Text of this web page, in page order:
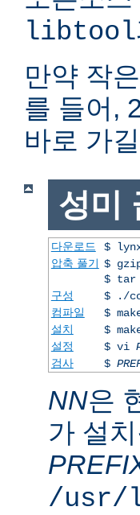
libtool
만약 작
를 들어,
바로 가
성미
다운로드
$
압축 풀기 $
$ tar
구성
$ ./
컴파일
$
설치
$
설정
$ vi
검사
$
NN은
가 설
/usr/